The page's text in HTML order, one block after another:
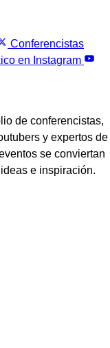
Conferencistas
en Instagram
de conferencistas,
y expertos de
se conviertan
e inspiración.